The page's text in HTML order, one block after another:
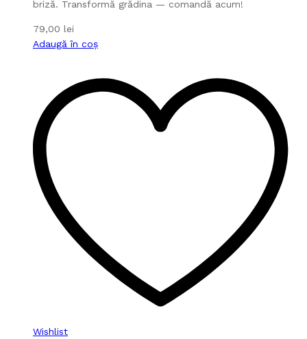
briză. Transformă grădina — comandă acum!
79,00 lei
Adaugă în coș
Wishlist